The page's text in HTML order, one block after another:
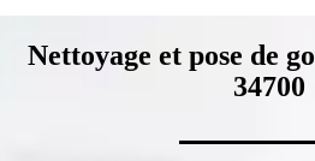
Nettoyage et pose de
34700